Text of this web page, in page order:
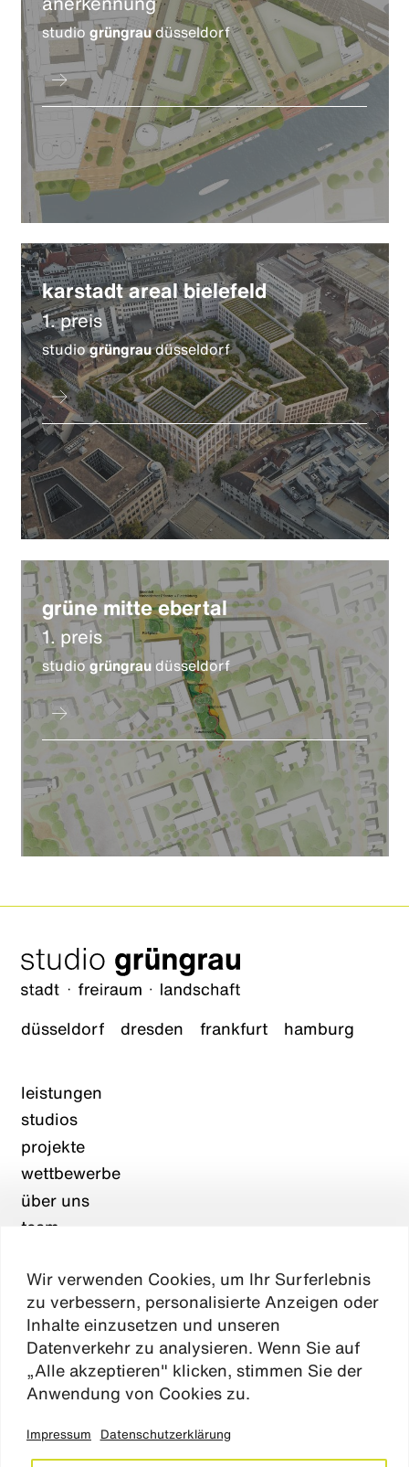
Wir verwenden Cookies, um Ihr Surferlebnis
zu verbessern, personalisierte Anzeigen oder
Inhalte einzusetzen und unseren
Datenverkehr zu analysieren. Wenn Sie auf
„Alle akzeptieren" klicken, stimmen Sie der
Anwendung von Cookies zu.
Impressum Datenschutzerklärung
studiogrüngraudüsseldorf
karstadt areal bielefeld
1. preis
studiogrüngraudüsseldorf
grüne mitte ebertal
1. preis
studiogrüngrau düsseldorf
düsseldorf dresden frankfurt hamburg
leistungen
studios
projekte
wettbewerbe
über uns
team
aktuelles
kontakt
impressum